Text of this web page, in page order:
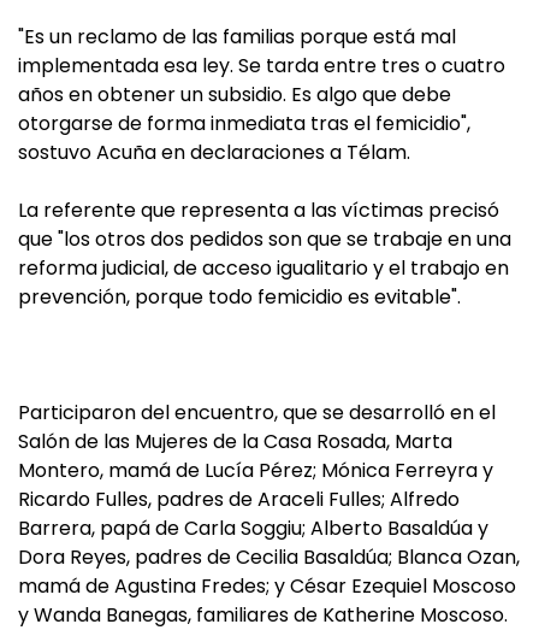
"Es un reclamo de las familias porque está mal
implementada esa ley. Se tarda entre tres o cuatro
años en obtener un subsidio. Es algo que debe
otorgarse de forma inmediata tras el femicidio",
sostuvo Acuña en declaraciones a Télam.
La referente que representa a las víctimas precisó
que "los otros dos pedidos son que se trabaje en una
reforma judicial, de acceso igualitario y el trabajo en
prevención, porque todo femicidio es evitable".
Participaron del encuentro, que se desarrolló en el
Salón de las Mujeres de la Casa Rosada, Marta
Montero, mamá de Lucía Pérez; Mónica Ferreyra y
Ricardo Fulles, padres de Araceli Fulles; Alfredo
Barrera, papá de Carla Soggiu; Alberto Basaldúa y
Dora Reyes, padres de Cecilia Basaldúa; Blanca Ozan,
mamá de Agustina Fredes; y César Ezequiel Moscoso
y Wanda Banegas, familiares de Katherine Moscoso.